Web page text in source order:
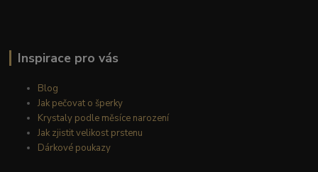
Inspirace pro vás
Blog
Jak pečovat o šperky
Krystaly podle měsíce narození
Jak zjistit velikost prstenu
Dárkové poukazy